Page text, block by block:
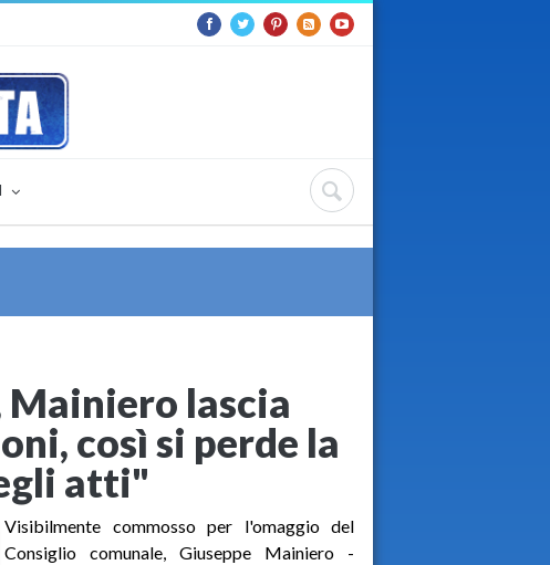
Mainiero lascia
così si perde la
atti"
Visibilmente commosso per l'omaggio del
Consiglio comunale, Giuseppe Mainiero -